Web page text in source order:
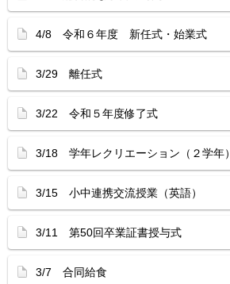
4/8 令和６年度 新任式・始業式
3/29 離任式
3/22 令和５年度修了式
3/18 学年レクリエーション（２学年）
3/15 小中連携交流授業（英語）
3/11 第50回卒業証書授与式
3/7 合同給食